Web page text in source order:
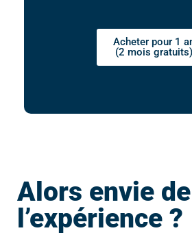
Acheter pour 1
(2 mois gratuits)
Alors envie
l’expérience ?